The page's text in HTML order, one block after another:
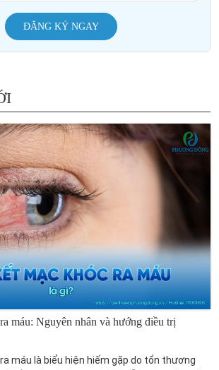
ĐĂNG KÝ NGAY
máu: Nguyên nhân và hướng điều trị
máu là biểu hiện hiếm gặp do tổn thương